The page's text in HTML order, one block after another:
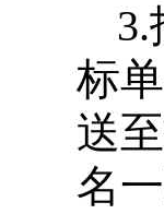
标
送
名一